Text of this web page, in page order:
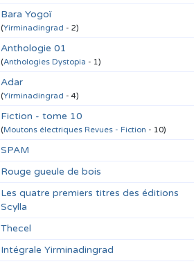
Bara Yogoï
(Yirminadingrad - 2)
Anthologie 01
(Anthologies Dystopia - 1)
Adar
(Yirminadingrad - 4)
Fiction - tome 10
(Moutons électriques Revues - Fiction - 10)
SPAM
Rouge gueule de bois
Les quatre premiers titres des éditions
Scylla
Thecel
Intégrale Yirminadingrad